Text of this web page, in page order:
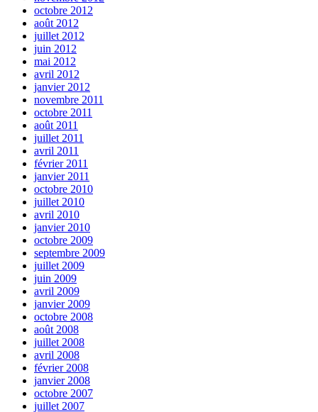
octobre 2012
août 2012
juillet 2012
juin 2012
mai 2012
avril 2012
janvier 2012
novembre 2011
octobre 2011
août 2011
juillet 2011
avril 2011
février 2011
janvier 2011
octobre 2010
juillet 2010
avril 2010
janvier 2010
octobre 2009
septembre 2009
juillet 2009
juin 2009
avril 2009
janvier 2009
octobre 2008
août 2008
juillet 2008
avril 2008
février 2008
janvier 2008
octobre 2007
juillet 2007